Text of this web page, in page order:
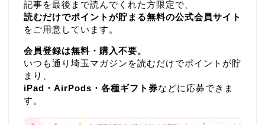
記事を最後まで読んでくれた方限定で、
読むだけでポイントが貯まる無料の公式会員サイト
をご用意しています。
会員登録は無料・購入不要。
いつも通り埼玉マガジンを読むだけでポイントが貯
まり、
iPad・AirPods・各種ギフト券などに応募できま
す。